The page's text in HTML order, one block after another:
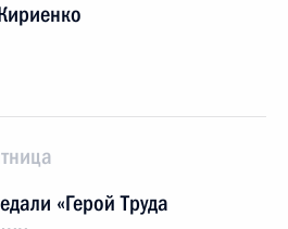
«Герой Труда